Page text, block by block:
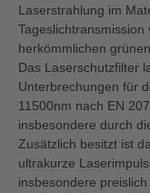
Laserstrahlung im
Tageslichtransmission
herkömmlichen
Das Laserschutzfilter
Unterbrechungen für
11500nm nach EN
insbesondere durch
Zusätzlich besitzt ist
ultrakurze
insbesondere